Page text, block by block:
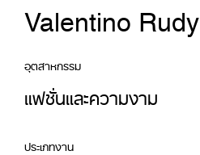
Valentino Rudy
อุตสาหกรรม
แฟชั่นและความงาม
ประเภทงาน